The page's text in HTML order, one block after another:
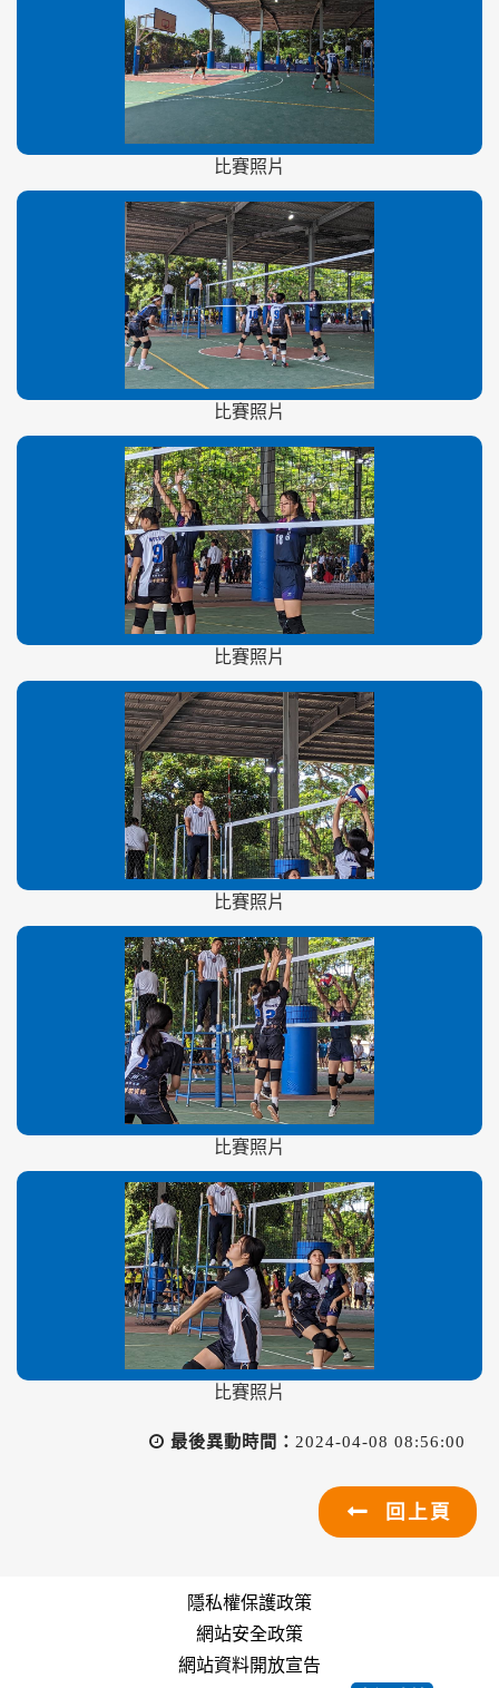
比賽照片
比賽照片
比賽照片
比賽照片
比賽照片
比賽照片
最後異動時間： 2024-04-08 08:56:00
回上頁
隱私權保護政策
網站安全政策
網站資料開放宣告